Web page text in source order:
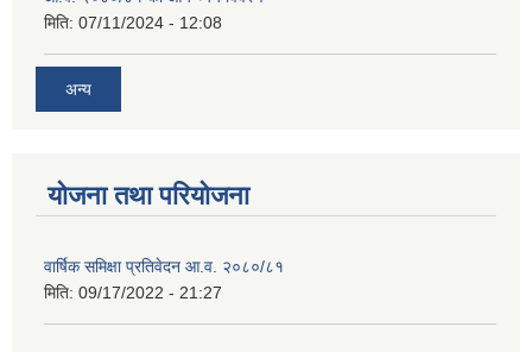
मिति: 07/11/2024 - 12:08
अन्य
योजना तथा परियोजना
वार्षिक समिक्षा प्रतिवेदन आ.व. २०८०/८१
मिति: 09/17/2022 - 21:27